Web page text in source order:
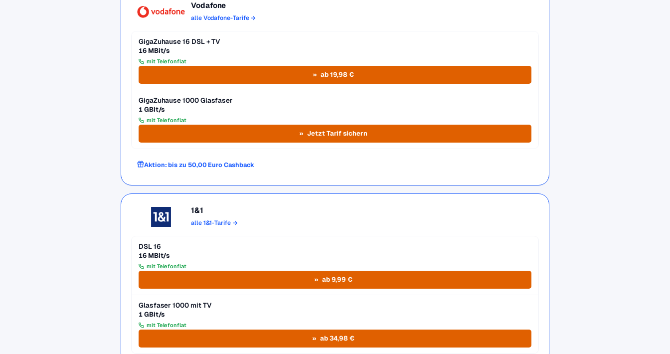
Vodafone
alle Vodafone-Tarife →
GigaZuhause 16 DSL + TV
16 MBit/s
mit Telefonflat
ab 19,98 €
GigaZuhause 1000 Glasfaser
1 GBit/s
mit Telefonflat
Jetzt Tarif sichern
Aktion: bis zu 50,00 Euro Cashback
1&1
alle 1&1-Tarife →
DSL 16
16 MBit/s
mit Telefonflat
ab 9,99 €
Glasfaser 1000 mit TV
1 GBit/s
mit Telefonflat
ab 34,98 €